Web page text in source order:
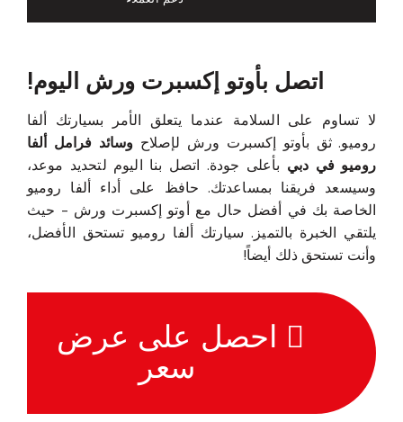
اتصل بأوتو إكسبرت ورش اليوم!
لا تساوم على السلامة عندما يتعلق الأمر بسيارتك ألفا
روميو. ثق بأوتو إكسبرت ورش لإصلاح وسائد فرامل ألفا
روميو في دبي بأعلى جودة. اتصل بنا اليوم لتحديد موعد،
وسيسعد فريقنا بمساعدتك. حافظ على أداء ألفا روميو
الخاصة بك في أفضل حال مع أوتو إكسبرت ورش - حيث
يلتقي الخبرة بالتميز. سيارتك ألفا روميو تستحق الأفضل،
وأنت تستحق ذلك أيضاً!
احصل على عرض
سعر